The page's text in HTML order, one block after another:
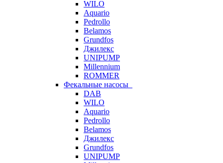
WILO
Aquario
Pedrollo
Belamos
Grundfos
Джилекс
UNIPUMP
Millennium
ROMMER
Фекальные насосы
DAB
WILO
Aquario
Pedrollo
Belamos
Джилекс
Grundfos
UNIPUMP